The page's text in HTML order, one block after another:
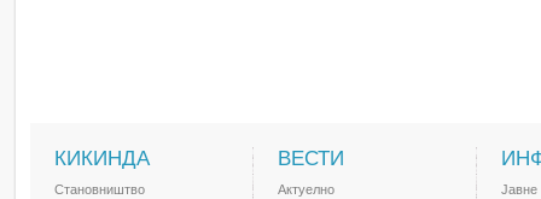
КИКИНДА
Становништво
ВЕСТИ
Актуелно
Јавне